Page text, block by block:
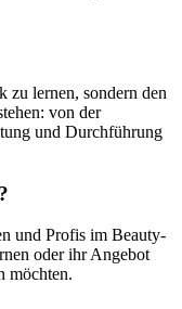
zu lernen, sondern den
von der
und Durchführung
und Profis im Beauty-
oder ihr Angebot
möchten.